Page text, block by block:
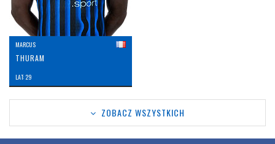
MARCUS
THURAM
LAT: 29
ZOBACZ WSZYSTKICH